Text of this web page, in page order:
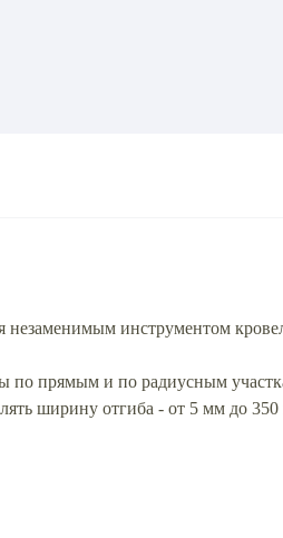
инструментом
по прямым и по радиусным
ширину отгиба - от 5 мм до